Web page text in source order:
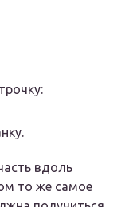
вдоль
то же самое